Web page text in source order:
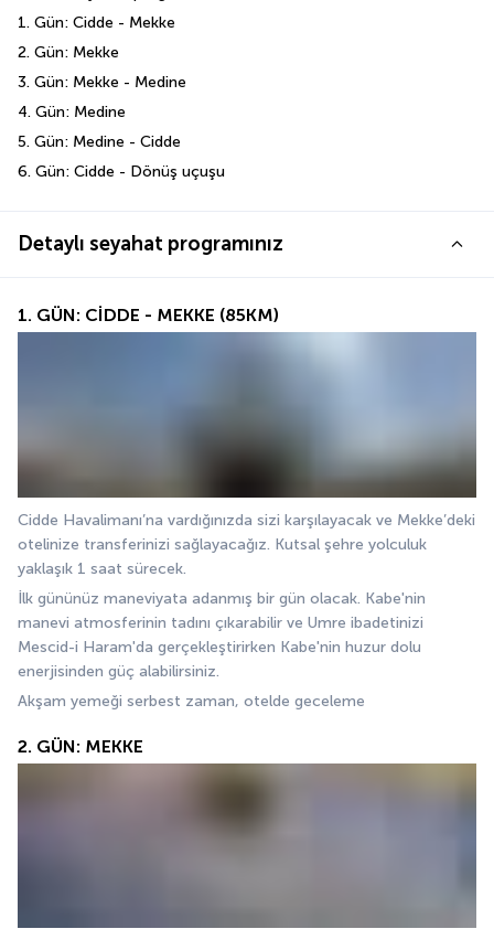
1. Gün: Cidde - Mekke
2. Gün: Mekke
3. Gün: Mekke - Medine
4. Gün: Medine
5. Gün: Medine - Cidde
6. Gün: Cidde - Dönüş uçuşu
Detaylı seyahat programınız
1. GÜN: CİDDE - MEKKE (85KM)
Cidde Havalimanı’na vardığınızda sizi karşılayacak ve Mekke’deki
otelinize transferinizi sağlayacağız. Kutsal şehre yolculuk
yaklaşık 1 saat sürecek.
İlk gününüz maneviyata adanmış bir gün olacak. Kabe'nin
manevi atmosferinin tadını çıkarabilir ve Umre ibadetinizi
Mescid-i Haram'da gerçekleştirirken Kabe'nin huzur dolu
enerjisinden güç alabilirsiniz.
Akşam yemeği serbest zaman, otelde geceleme
2. GÜN: MEKKE